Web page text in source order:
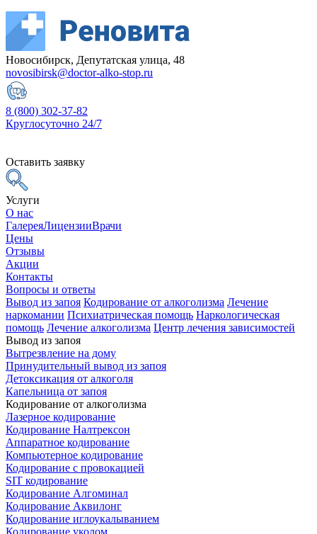
Новосибирск, Депутатская улица, 48
novosibirsk@doctor-alko-stop.ru
8 (800) 302-37-82
Круглосуточно 24/7
Оставить заявку
Услуги
О нас
ГалереяЛицензииВрачи
Цены
Отзывы
Акции
Контакты
Вопросы и ответы
Вывод из запоя Кодирование от алкоголизма Лечение
наркомании Психиатрическая помощь Наркологическая
помощь Лечение алкоголизма Центр лечения зависимостей
Вывод из запоя
Вытрезвление на дому
Принудительный вывод из запоя
Детоксикация от алкоголя
Капельница от запоя
Кодирование от алкоголизма
Лазерное кодирование
Кодирование Налтрексон
Аппаратное кодирование
Компьютерное кодирование
Кодирование с провокацией
SIT кодирование
Кодирование Алгоминал
Кодирование Аквилонг
Кодирование иглоукалыванием
Кодирование уколом